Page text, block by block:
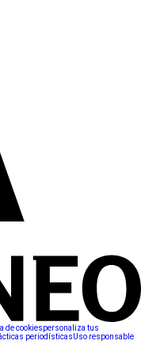
de cookiespersonaliza tus
periodísticasUso responsable